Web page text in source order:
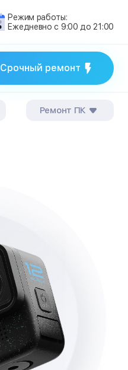
Режим работы:
Ежедневно с 9:00 до 21:00
Срочный ремонт
Ремонт ПК